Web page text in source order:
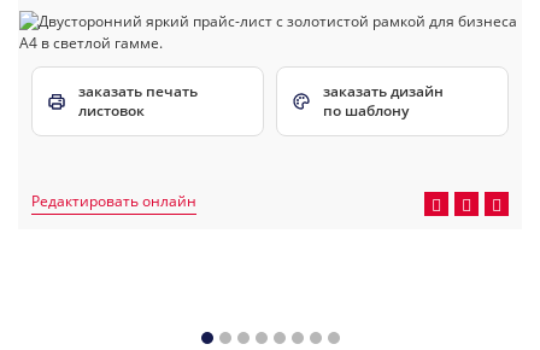
заказать печать
листовок
заказать дизайн
по шаблону
Редактировать онлайн